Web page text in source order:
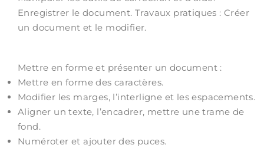
Enregistrer le document. Travaux pratiques : Créer
un document et le modifier.
Mettre en forme et présenter un document :
Mettre en forme des caractères.
Modifier les marges, l’interligne et les espacements.
Aligner un texte, l’encadrer, mettre une trame de
fond.
Numéroter et ajouter des puces.